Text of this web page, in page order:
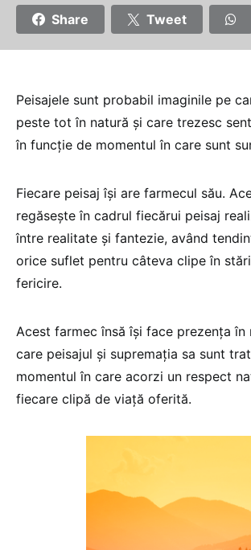
Share Tweet
Peisajele sunt probabil imaginile pe
peste tot în natură şi care trezesc
în funcţie de momentul în care sunt
Fiecare peisaj îşi are farmecul său.
regăseşte în cadrul fiecărui peisaj
între realitate şi fantezie, având
orice suflet pentru câteva clipe în
fericire.
Acest farmec însă îşi face prezenţa în
care peisajul şi supremaţia sa sunt
momentul în care acorzi un respect
fiecare clipă de viaţă oferită.